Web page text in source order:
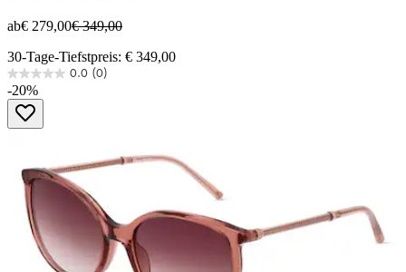
ab€ 279,00€ 349,00
30-Tage-Tiefstpreis: € 349,00
0.0 (0)
0.0
von
Sternen.
-20%